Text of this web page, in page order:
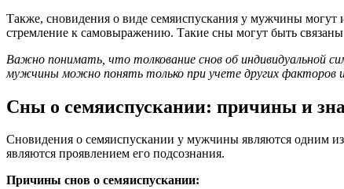
Также, сновидения о виде семяиспускания у мужчины
стремление к самовыражению. Такие сны могут быть
Важно понимать, что толкование снов об индивидуальной
мужчины можно понять только при учете других факторов
Сны о семяиспускании: причины и
Сновидения о семяиспускании у мужчины являются одним
являются проявлением его подсознания.
Причины снов о семяиспускании: